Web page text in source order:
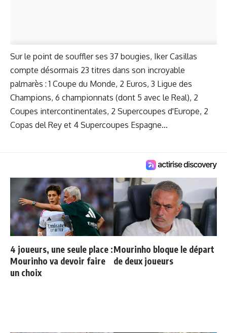
Sur le point de souffler ses 37 bougies, Iker Casillas
compte désormais 23 titres dans son incroyable
palmarès : 1 Coupe du Monde, 2 Euros, 3 Ligue des
Champions, 6 championnats (dont 5 avec le Real), 2
Coupes intercontinentales, 2 Supercoupes d'Europe, 2
Copas del Rey et 4 Supercoupes Espagne...
4 joueurs, une seule place :
Mourinho va devoir faire
un choix
Mourinho bloque le départ
de deux joueurs